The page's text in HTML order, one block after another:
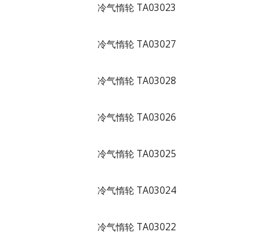
冷气惰轮 TA03023
冷气惰轮 TA03027
冷气惰轮 TA03028
冷气惰轮 TA03026
冷气惰轮 TA03025
冷气惰轮 TA03024
冷气惰轮 TA03022